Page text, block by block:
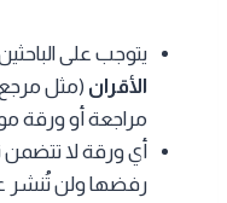
يتوجب على
الأقران
مراجعة أو ورقة
أي ورقة لا تتضمن
رفضها ولن تُنشر